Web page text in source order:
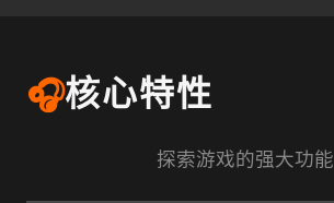
🎧核心特性
探索游戏的强大功能